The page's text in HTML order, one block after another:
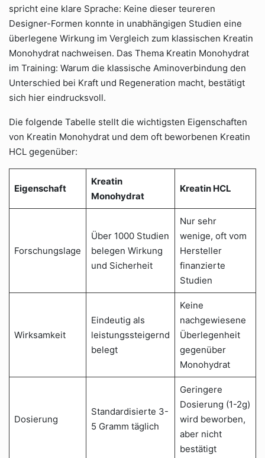
spricht eine klare Sprache: Keine dieser teureren
Designer-Formen konnte in unabhängigen Studien eine
überlegene Wirkung im Vergleich zum klassischen Kreatin
Monohydrat nachweisen. Das Thema Kreatin Monohydrat
im Training: Warum die klassische Aminoverbindung den
Unterschied bei Kraft und Regeneration macht, bestätigt
sich hier eindrucksvoll.
Die folgende Tabelle stellt die wichtigsten Eigenschaften
von Kreatin Monohydrat und dem oft beworbenen Kreatin
HCL gegenüber:
Eigenschaft
Kreatin
Monohydrat
Kreatin HCL
Forschungslage
Über 1000 Studien
belegen Wirkung
und Sicherheit
Nur sehr
wenige, oft vom
Hersteller
finanzierte
Studien
Wirksamkeit
Eindeutig als
leistungssteigernd
belegt
Keine
nachgewiesene
Überlegenheit
gegenüber
Monohydrat
Dosierung
Standardisierte 3-
5 Gramm täglich
Geringere
Dosierung (1-2g)
wird beworben,
aber nicht
bestätigt